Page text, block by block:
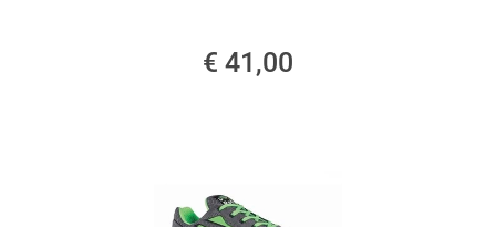
€ 41,00